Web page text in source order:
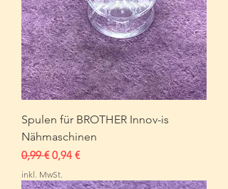
Spulen für BROTHER Innov-is
Nähmaschinen
Standardpreis
0,99 € Sale-Preis
0,94 €
inkl. MwSt.